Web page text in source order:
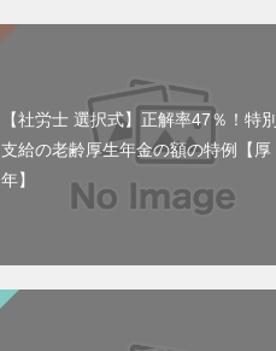
【社労士 選択式】正解率47％！特別
支給の老齢厚生年金の額の特例【厚
年】